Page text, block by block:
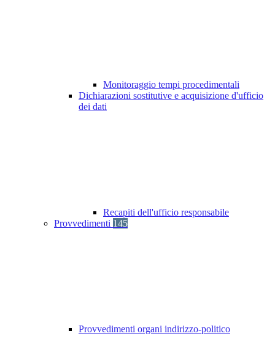
Monitoraggio tempi procedimentali
Dichiarazioni sostitutive e acquisizione d'ufficio
dei dati
Recapiti dell'ufficio responsabile
Provvedimenti 145
Provvedimenti organi indirizzo-politico